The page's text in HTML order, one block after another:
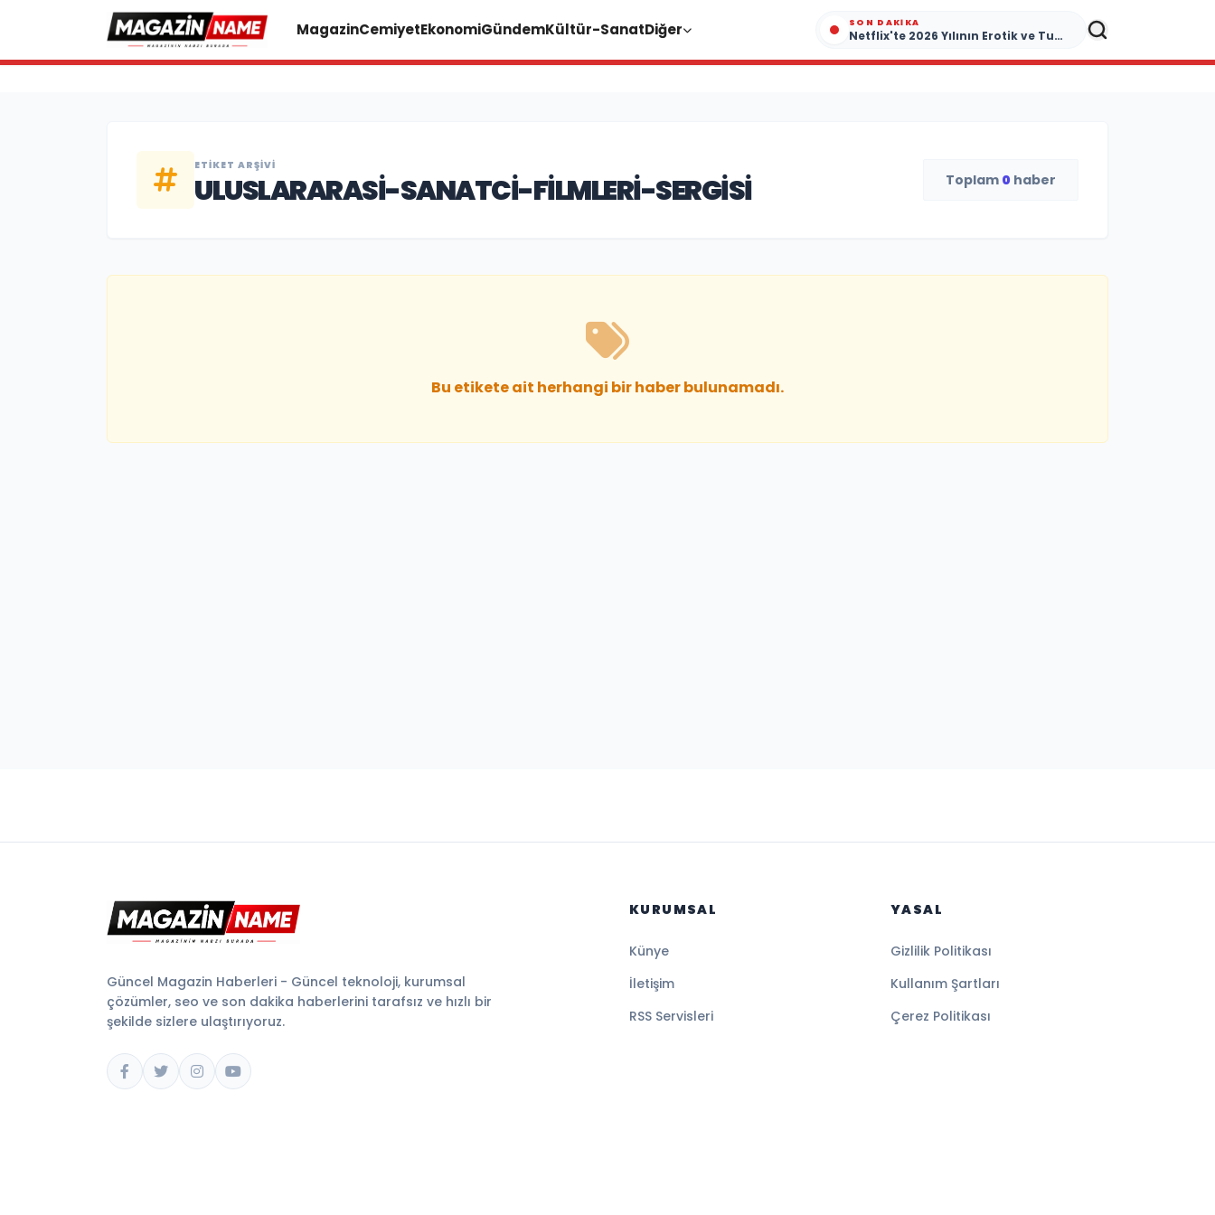
MagazinCemiyetEkonomiGündemKültür-SanatDiğer SON DAKIKA
Netflix'te 2026 Yılının Erotik ve Tutku Dolu Yapımları
ETIKET ARŞIVI
ULUSLARARASI-SANATCI-FILMLERI-SERGISI Toplam 0 haber
Bu etikete ait herhangi bir haber bulunamadı.
Güncel Magazin Haberleri - Güncel teknoloji, kurumsal
çözümler, seo ve son dakika haberlerini tarafsız ve hızlı bir
şekilde sizlere ulaştırıyoruz.
KURUMSAL
Künye
İletişim
RSS Servisleri
YASAL
Gizlilik Politikası
Kullanım Şartları
Çerez Politikası